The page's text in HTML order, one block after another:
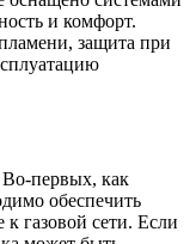
и комфорт.
защита при
Во-первых, как
обеспечить
к газовой сети. Если